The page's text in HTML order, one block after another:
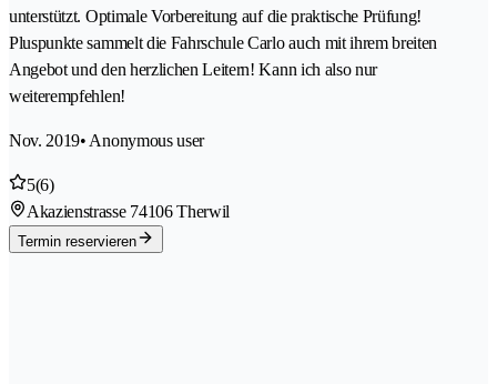
unterstützt. Optimale Vorbereitung auf die praktische Prüfung!
Pluspunkte sammelt die Fahrschule Carlo auch mit ihrem breiten
Angebot und den herzlichen Leitern! Kann ich also nur
weiterempfehlen!
Nov. 2019• Anonymous user
5(6)
Akazienstrasse 74106 Therwil
Termin reservieren